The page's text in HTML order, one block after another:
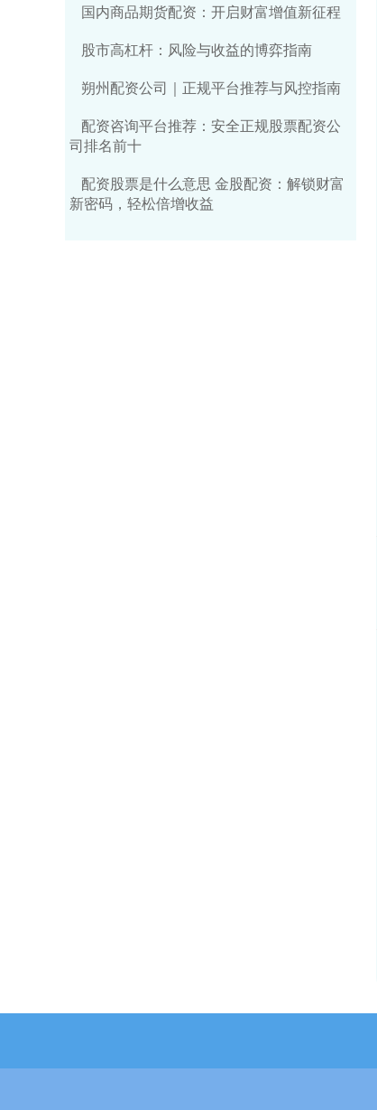
国内商品期货配资：开启财富增值新征程
股市高杠杆：风险与收益的博弈指南
朔州配资公司｜正规平台推荐与风控指南
配资咨询平台推荐：安全正规股票配资公
司排名前十
配资股票是什么意思 金股配资：解锁财富
新密码，轻松倍增收益